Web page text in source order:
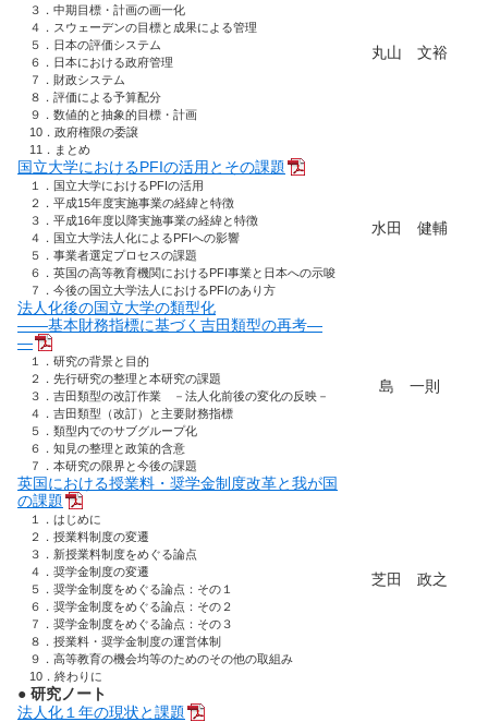
３．中期目標・計画の画一化
４．スウェーデンの目標と成果による管理
５．日本の評価システム
６．日本における政府管理
７．財政システム
８．評価による予算配分
９．数値的と抽象的目標・計画
10．政府権限の委譲
11．まとめ
丸山 文裕
国立大学におけるPFIの活用とその課題
１．国立大学におけるPFIの活用
２．平成15年度実施事業の経緯と特徴
３．平成16年度以降実施事業の経緯と特徴
４．国立大学法人化によるPFIへの影響
５．事業者選定プロセスの課題
６．英国の高等教育機関におけるPFI事業と日本への示唆
７．今後の国立大学法人におけるPFIのあり方
水田 健輔
法人化後の国立大学の類型化
――基本財務指標に基づく吉田類型の再考―
―
１．研究の背景と目的
２．先行研究の整理と本研究の課題
３．吉田類型の改訂作業 －法人化前後の変化の反映－
４．吉田類型（改訂）と主要財務指標
５．類型内でのサブグループ化
６．知見の整理と政策的含意
７．本研究の限界と今後の課題
島 一則
英国における授業料・奨学金制度改革と我が国
の課題
１．はじめに
２．授業料制度の変遷
３．新授業料制度をめぐる論点
４．奨学金制度の変遷
５．奨学金制度をめぐる論点：その１
６．奨学金制度をめぐる論点：その２
７．奨学金制度をめぐる論点：その３
８．授業料・奨学金制度の運営体制
９．高等教育の機会均等のためのその他の取組み
10．終わりに
芝田 政之
● 研究ノート
法人化１年の現状と課題